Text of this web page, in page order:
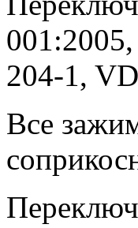
204-1,
Все